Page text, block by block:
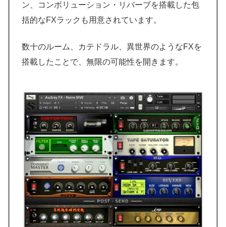
ン、コンボリューション・リバーブを搭載した包
括的なFXラックも用意されています。
数十のルーム、カテドラル、異世界のようなFXを
搭載したことで、無限の可能性を開きます。